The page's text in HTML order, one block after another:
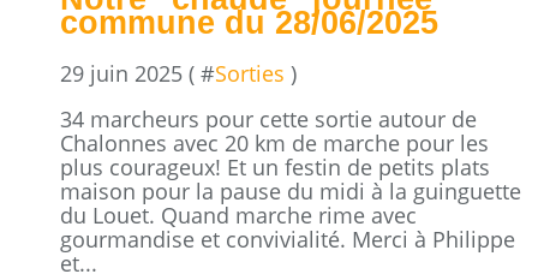
commune du 28/06/2025
29 juin 2025 ( #Sorties )
34 marcheurs pour cette sortie autour de
Chalonnes avec 20 km de marche pour les
plus courageux! Et un festin de petits plats
maison pour la pause du midi à la guinguette
du Louet. Quand marche rime avec
gourmandise et convivialité. Merci à Philippe
et...